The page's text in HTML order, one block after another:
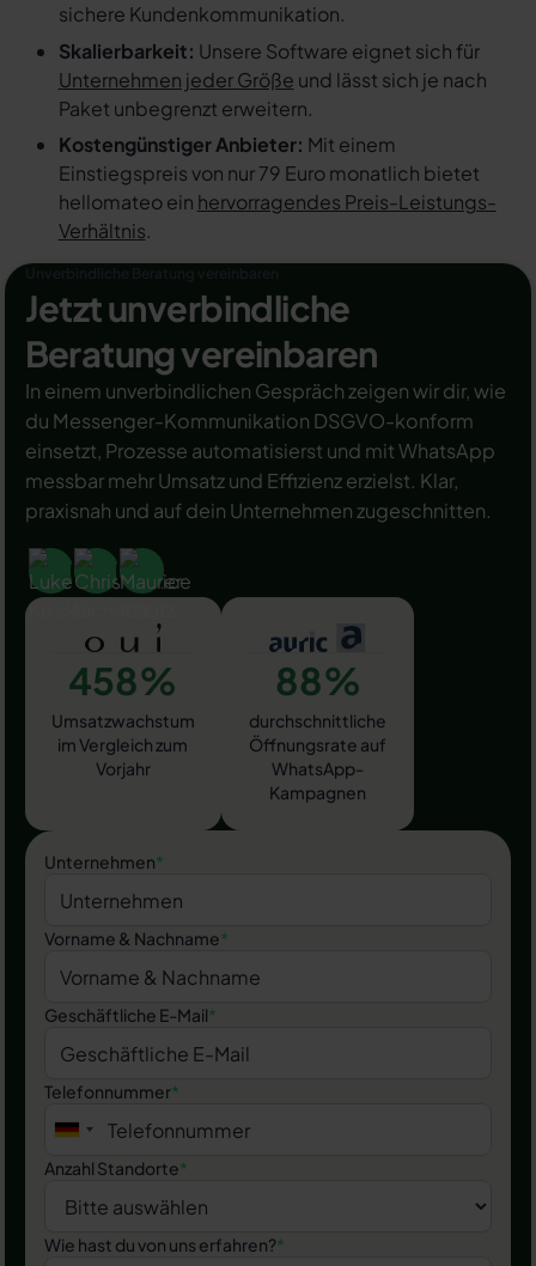
sichere Kundenkommunikation.
Skalierbarkeit: Unsere Software eignet sich für
Unternehmen jeder Größe und lässt sich je nach
Paket unbegrenzt erweitern.
Kostengünstiger Anbieter: Mit einem
Einstiegspreis von nur 79 Euro monatlich bietet
hellomateo ein hervorragendes Preis-Leistungs-
Verhältnis.
Jetzt unverbindliche
Beratung vereinbaren
In einem unverbindlichen Gespräch zeigen wir dir, wie
du Messenger-Kommunikation DSGVO-konform
einsetzt, Prozesse automatisierst und mit WhatsApp
messbar mehr Umsatz und Effizienz erzielst. Klar,
praxisnah und auf dein Unternehmen zugeschnitten.
458%
Umsatzwachstum
im Vergleich zum
Vorjahr
88%
durchschnittliche
Öffnungsrate auf
WhatsApp-
Kampagnen
Unternehmen*
Vorname & Nachname*
Geschäftliche E-Mail*
Telefonnummer*
Anzahl Standorte*
Wie hast du von uns erfahren?*